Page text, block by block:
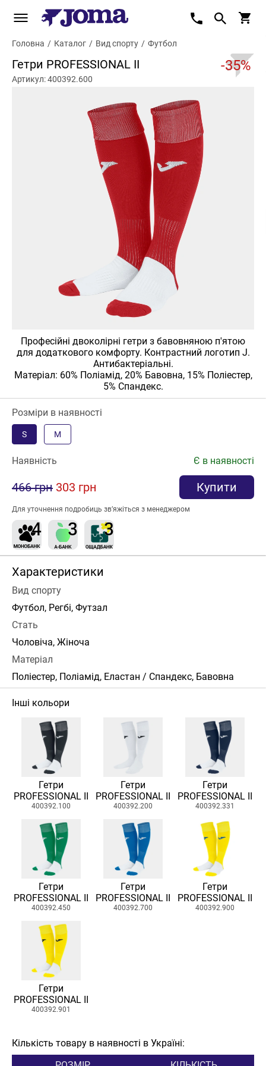
Головна / Каталог / Вид спорту / Футбол
Гетри PROFESSIONAL II -35%
Артикул: 400392.600
Професійні двоколірні гетри з бавовняною п'ятою
для додаткового комфорту. Контрастний логотип J.
Антибактеріальні.
Матеріал: 60% Поліамід, 20% Бавовна, 15% Поліестер,
5% Спандекс.
Розміри в наявності
S M
Наявність Є в наявності
466 грн 303 грн Купити
Для уточнення подробиць зв’яжіться з менеджером
Характеристики
Вид спорту
Футбол, Регбі, Футзал
Стать
Чоловіча, Жіноча
Матеріал
Поліестер, Поліамід, Еластан / Спандекс, Бавовна
Інші кольори
Гетри
PROFESSIONAL II
400392.100
Гетри
PROFESSIONAL II
400392.200
Гетри
PROFESSIONAL II
400392.331
Гетри
PROFESSIONAL II
400392.450
Гетри
PROFESSIONAL II
400392.700
Гетри
PROFESSIONAL II
400392.900
Гетри
PROFESSIONAL II
400392.901
Кількість товару в наявності в Україні: